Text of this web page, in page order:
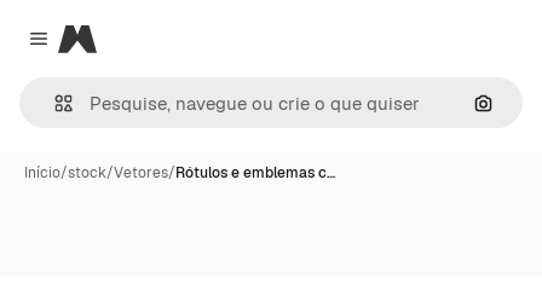
Close menu
Magnific
Início/stock/Vetores/Rótulos e emblemas c…